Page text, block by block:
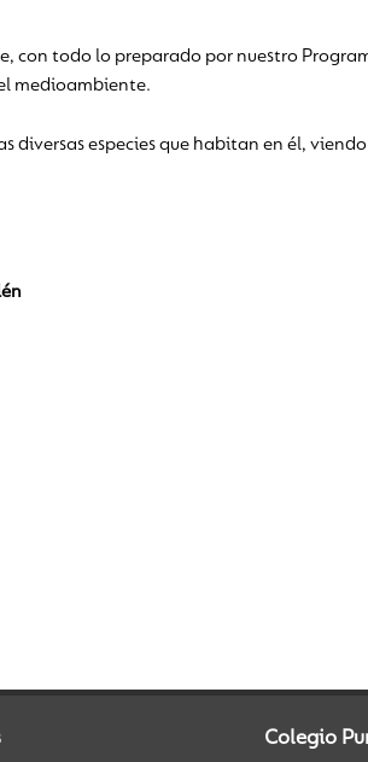
con todo lo preparado por nuestro
medioambiente.
diversas especies que habitan en él,
Colegio